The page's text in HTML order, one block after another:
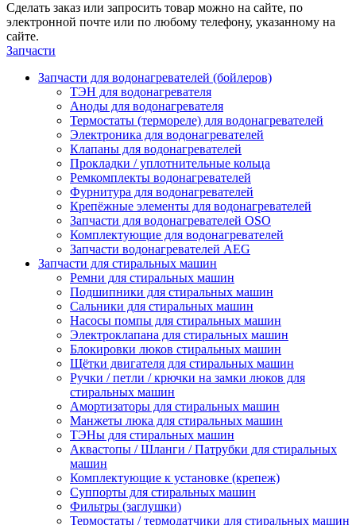
Сделать заказ или запросить товар можно на сайте, по
электронной почте или по любому телефону, указанному на
сайте.
Запчасти
Запчасти для водонагревателей (бойлеров)
ТЭН для водонагревателя
Аноды для водонагревателя
Термостаты (термореле) для водонагревателей
Электроника для водонагревателей
Клапаны для водонагревателей
Прокладки / уплотнительные кольца
Ремкомплекты водонагревателей
Фурнитура для водонагревателей
Крепёжные элементы для водонагревателей
Запчасти для водонагревателей OSO
Комплектующие для водонагревателей
Запчасти водонагревателей AEG
Запчасти для стиральных машин
Ремни для стиральных машин
Подшипники для стиральных машин
Сальники для стиральных машин
Насосы помпы для стиральных машин
Электроклапана для стиральных машин
Блокировки люков стиральных машин
Щётки двигателя для стиральных машин
Ручки / петли / крючки на замки люков для
стиральных машин
Амортизаторы для стиральных машин
Манжеты люка для стиральных машин
ТЭНы для стиральных машин
Аквастопы / Шланги / Патрубки для стиральных
машин
Комплектующие к установке (крепеж)
Суппорты для стиральных машин
Фильтры (заглушки)
Термостаты / термодатчики для стиральных машин